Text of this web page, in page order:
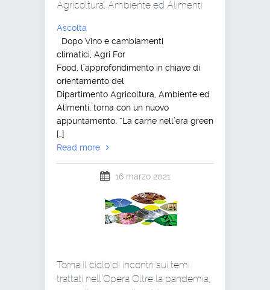
Agricoltura, Ambiente ed Alimenti
Ascolta
Dopo Vino e cambiamenti
climatici, Agri For
Food, l’approfondimento in chiave di
orientamento del
Dipartimento Agricoltura, Ambiente ed
Alimenti, torna con un nuovo
appuntamento. “La carne nell’era green
[…]
Read more
16 marzo 2021
Torna il ciclo di incontri sui temi
trattati nell’Opera Oltre la pandemia,